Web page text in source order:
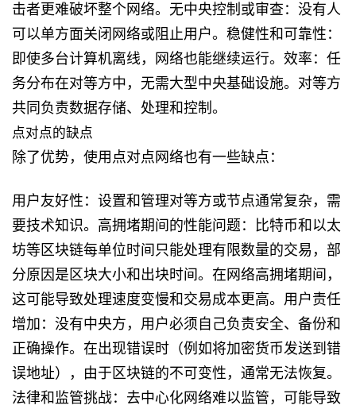
击者更难破坏整个网络。无中央控制或审查：没有人
可以单方面关闭网络或阻止用户。稳健性和可靠性：
即使多台计算机离线，网络也能继续运行。效率：任
务分布在对等方中，无需大型中央基础设施。对等方
共同负责数据存储、处理和控制。
点对点的缺点
除了优势，使用点对点网络也有一些缺点：
用户友好性：设置和管理对等方或节点通常复杂，需
要技术知识。高拥堵期间的性能问题：比特币和以太
坊等区块链每单位时间只能处理有限数量的交易，部
分原因是区块大小和出块时间。在网络高拥堵期间，
这可能导致处理速度变慢和交易成本更高。用户责任
增加：没有中央方，用户必须自己负责安全、备份和
正确操作。在出现错误时（例如将加密货币发送到错
误地址），由于区块链的不可变性，通常无法恢复。
法律和监管挑战：去中心化网络难以监管，可能导致